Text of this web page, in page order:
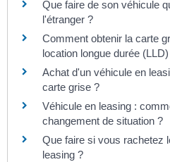
Que faire de son véhicule
l'étranger ?
Comment obtenir la carte
location longue durée
Achat d'un véhicule en
carte grise ?
Véhicule en leasing :
changement de situation ?
Que faire si vous rachetez
leasing ?